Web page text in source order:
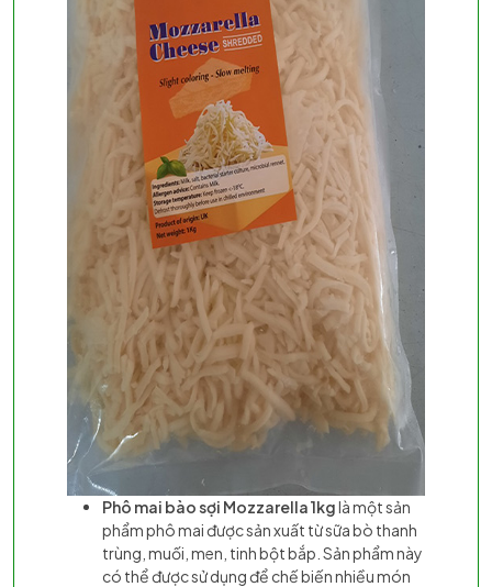
Phô mai bào sợi Mozzarella 1kglà một sản
phẩm phô mai được sản xuất từ sữa bò thanh
trùng, muối, men, tinh bột bắp. Sản phẩm này
có thể được sử dụng để chế biến nhiều món